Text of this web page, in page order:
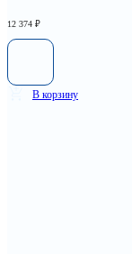
12 374 ₽
В корзину